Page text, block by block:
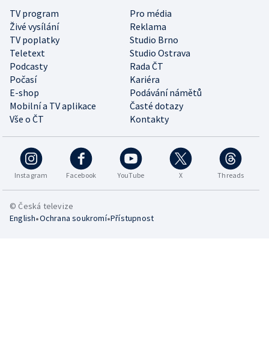
TV program
Pro média
Živé vysílání
Reklama
TV poplatky
Studio Brno
Teletext
Studio Ostrava
Podcasty
Rada ČT
Počasí
Kariéra
E-shop
Podávání námětů
Mobilní a TV aplikace
Časté dotazy
Vše o ČT
Kontakty
Instagram Facebook YouTube X Threads
© Česká televize
English•Ochrana soukromí•Přístupnost